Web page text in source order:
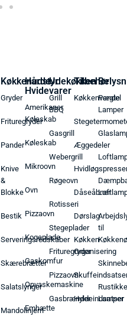
Køkkenudstyr
Gryder
Frituregryder
Pander
Knive
&
Blokke
Bestik
Serveringsredskaber
Skærebrætter
Salatslynger
Mandolinjern
Hårde
Hvidevarer
Amerikaner
Køleskab
Køleskab
Mikroovn
Ovn
Pizzaovn
Kogeplade
Gaskomfur
Opvaskemaskine
Emhætte
Udekøkken
Grill
BBQ
Gasgrill
Webergrill
Røgeovn
Rotisseri
Stegeplader
Frituregryder
Pizzaovn
Gasbrænder
Tilbehør
Køkkenvægte
Æggedeler
Dåseåbner
Dørslag
Køkken
Organisering
Hyldeindsatser
Pendel
Lamper
til
Rustikke
Lamper